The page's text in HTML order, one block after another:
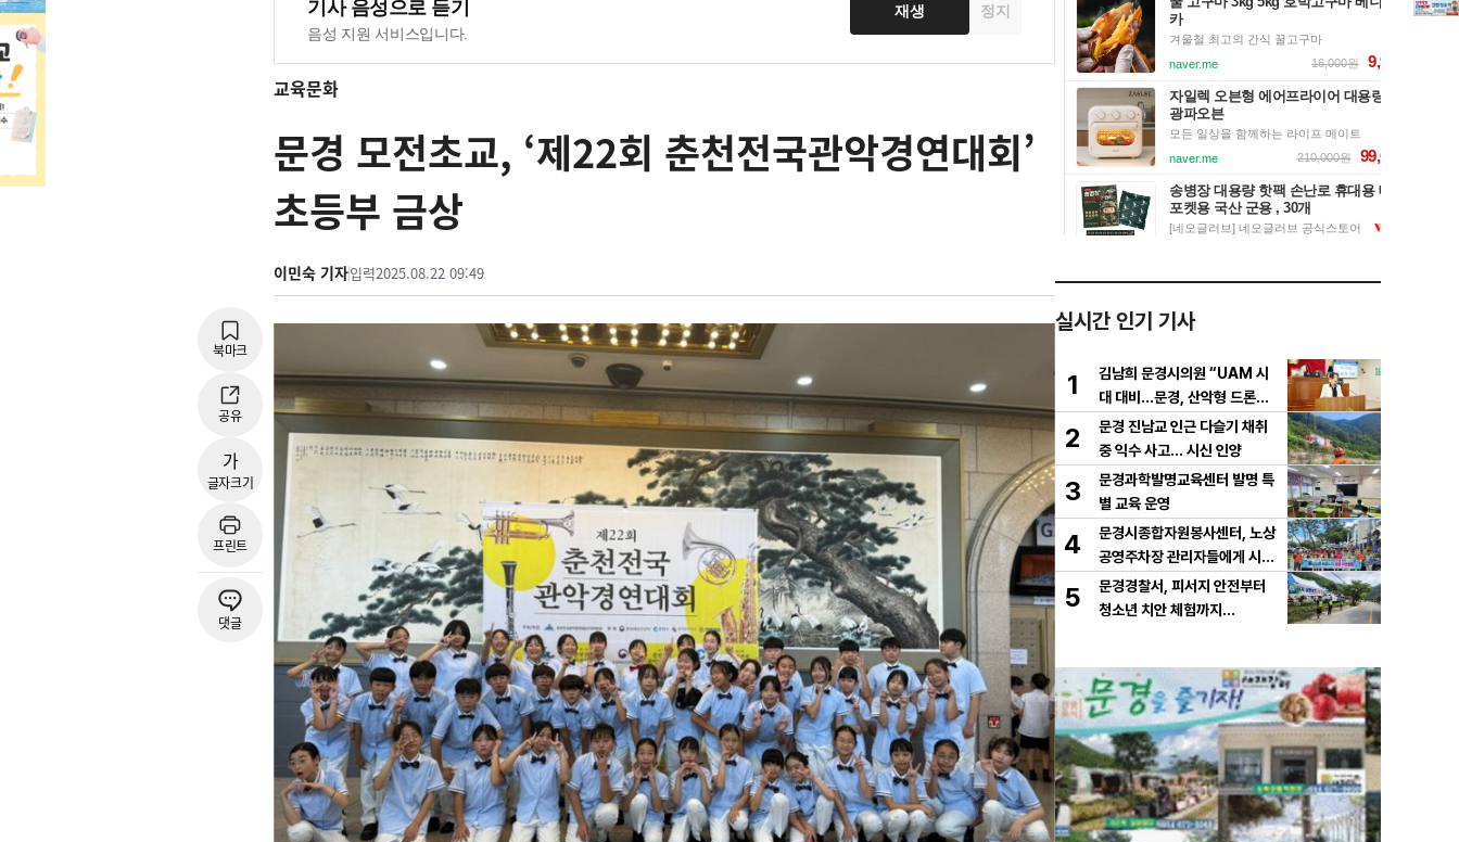
기사 음성으로 듣기
음성 지원 서비스입니다.
재생 정지
교육문화
문경 모전초교, ‘제22회 춘천전국관악경연대회’
초등부 금상
이민숙 기자입력2025.08.22 09:49
북마크
공유
가
글자크기
프린트
댓글
실시간 인기 기사
1
김남희 문경시의원 “UAM 시
대 대비…문경, 산악형 드론산
업 중심도시로 도약해야”
2
문경 진남교 인근 다슬기 채취
중 익수 사고… 시신 인양
3
문경과학발명교육센터 발명 특
별 교육 운영
4
문경시종합자원봉사센터, 노상
공영주차장 관리자들에게 시원
한 물품 지원
5
문경경찰서, 피서지 안전부터
청소년 치안 체험까지…